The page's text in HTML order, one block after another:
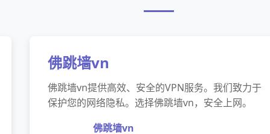
佛跳墙vn
佛跳墙vn提供高效、安全的VPN服务。我们致力于
保护您的网络隐私。选择佛跳墙vn，安全上网。
佛跳墙vn